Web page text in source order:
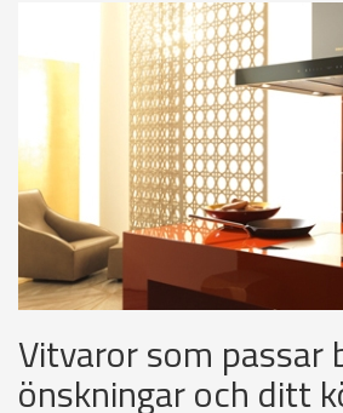
Vitvaror som passar
önskningar och ditt